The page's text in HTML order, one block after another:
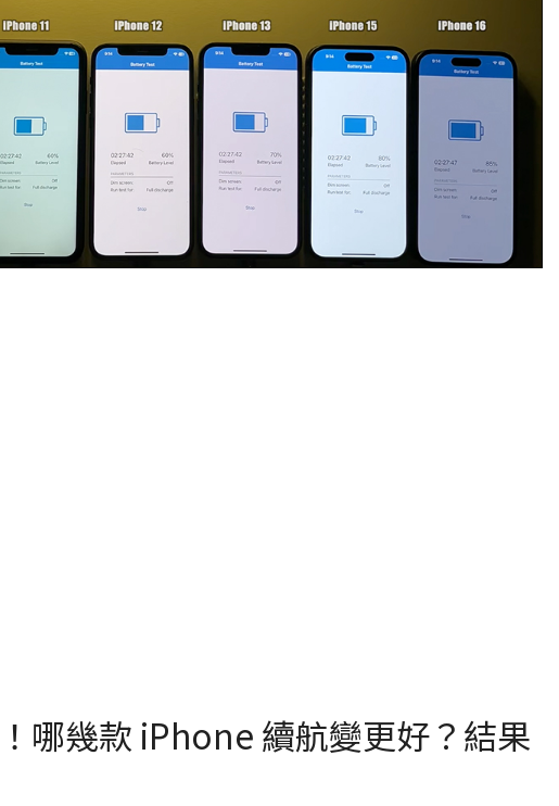
哪幾款 iPhone 續航變更好？結果